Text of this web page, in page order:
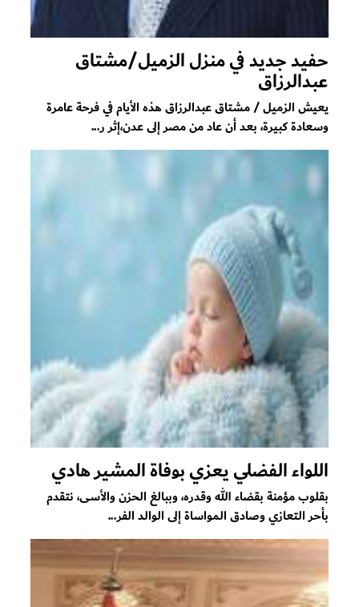
حفيد جديد في منزل الزميل/مشتاق
عبدالرزاق
يعيش الزميل / مشتاق عبدالرزاق هذه الأيام في فرحة عامرة
وسعادة كبيرة، بعد أن عاد من مصر إلى عدن،إثر ر...
اللواء الفضلي يعزي بوفاة المشير هادي
بقلوب مؤمنة بقضاء الله وقدره، وببالغ الحزن والأسى، نتقدم
بأحر التعازي وصادق المواساة إلى الوالد الفر...